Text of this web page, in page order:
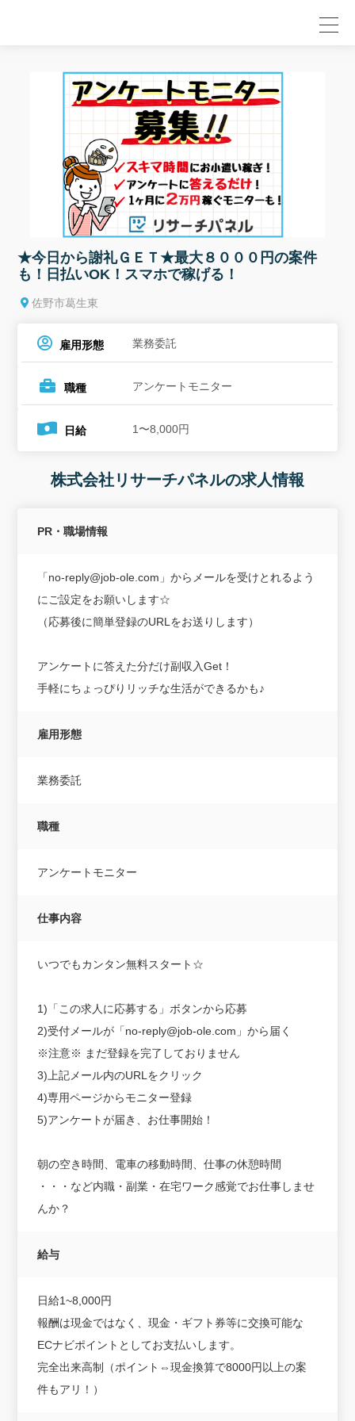
★今日から謝礼ＧＥＴ★最大８０００円の案件
も！日払いOK！スマホで稼げる！
佐野市葛生東
雇用形態 業務委託
職種 アンケートモニター
日給 1〜8,000円
株式会社リサーチパネルの求人情報
PR・職場情報
「no-reply@job-ole.com」からメールを受けとれるよう
にご設定をお願いします☆
（応募後に簡単登録のURLをお送りします）
アンケートに答えた分だけ副収入Get！
手軽にちょっぴりリッチな生活ができるかも♪
雇用形態
業務委託
職種
アンケートモニター
仕事内容
いつでもカンタン無料スタート☆
1)「この求人に応募する」ボタンから応募
2)受付メールが「no-reply@job-ole.com」から届く
※注意※ まだ登録を完了しておりません
3)上記メール内のURLをクリック
4)専用ページからモニター登録
5)アンケートが届き、お仕事開始！
朝の空き時間、電車の移動時間、仕事の休憩時間
・・・など内職・副業・在宅ワーク感覚でお仕事しませ
んか？
給与
日給1~8,000円
報酬は現金ではなく、現金・ギフト券等に交換可能な
ECナビポイントとしてお支払いします。
完全出来高制（ポイント⇔現金換算で8000円以上の案
件もアリ！）